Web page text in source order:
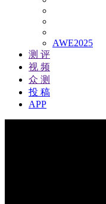
AWE2025
测 评
视 频
众 测
投 稿
APP